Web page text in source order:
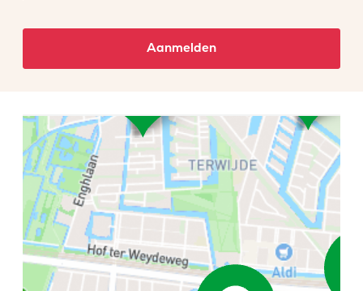
Aanmelden